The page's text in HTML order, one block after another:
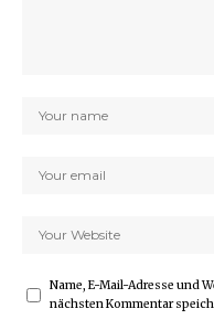
Name, E-Mail-Adresse und
nächsten Kommentar